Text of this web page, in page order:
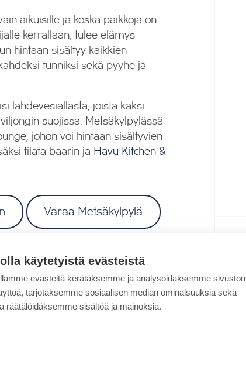
aikuisille ja koska paikkoja on
kerrallaan, tulee elämys
hintaan sisältyy kaikkien
tunniksi sekä pyyhe ja
lähdevesiallasta, joista kaksi
suojissa. Metsäkylpylässä
johon voi hintaan sisältyvien
tilata baarin ja Havu Kitchen &
Varaa Metsäkylpylä
käytetyistä evästeistä
evästeitä kerätäksemme ja analysoidaksemme sivuston
tarjotaksemme sosiaalisen median ominaisuuksia sekä
räätälöidäksemme sisältöä ja mainoksia.